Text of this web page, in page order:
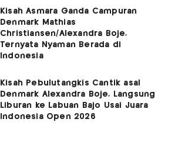
Kisah Asmara Ganda Campuran
Denmark Mathias
Christiansen/Alexandra Boje,
Ternyata Nyaman Berada di
Indonesia
Kisah Pebulutangkis Cantik asal
Denmark Alexandra Boje, Langsung
Liburan ke Labuan Bajo Usai Juara
Indonesia Open 2026